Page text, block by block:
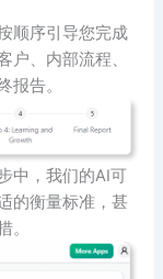
顺序引导您完成
户、内部流程、
报告。
中，我们的AI可
的衡量标准，甚
。